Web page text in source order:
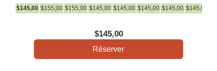
$145,00 $155,00 $155,00 $145,00 $145,00 $145,00 $145,00 $145,00
$145,00